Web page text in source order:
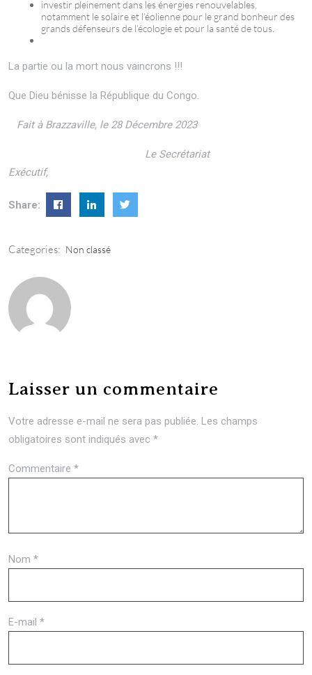
investir pleinement dans les énergies renouvelables,
notamment le solaire et l’éolienne pour le grand bonheur des
grands défenseurs de l’écologie et pour la santé de tous.
La partie ou la mort nous vaincrons !!!
Que Dieu bénisse la République du Congo.
Fait à Brazzaville, le 28 Décembre 2023
Le Secrétariat
Exécutif,
Share:
Categories: Non classé
Laisser un commentaire
Votre adresse e-mail ne sera pas publiée. Les champs
obligatoires sont indiqués avec *
Commentaire *
Nom *
E-mail *